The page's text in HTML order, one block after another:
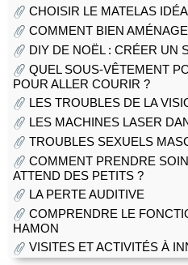
CHOISIR LE MATELAS
COMMENT BIEN
DIY DE NOËL : CRÉER UN
QUEL SOUS-VÊTEMENT
POUR ALLER COURIR ?
LES TROUBLES DE LA
LES MACHINES LASER
TROUBLES SEXUELS
COMMENT PRENDRE
ATTEND DES PETITS ?
LA PERTE AUDITIVE
COMPRENDRE LE
HAMON
VISITES ET ACTIVITÉS À